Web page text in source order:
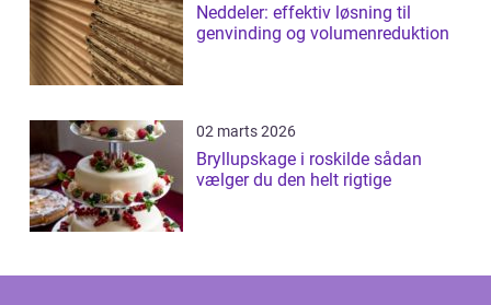
Neddeler: effektiv løsning til
genvinding og volumenreduktion
02 marts 2026
Bryllupskage i roskilde sådan
vælger du den helt rigtige